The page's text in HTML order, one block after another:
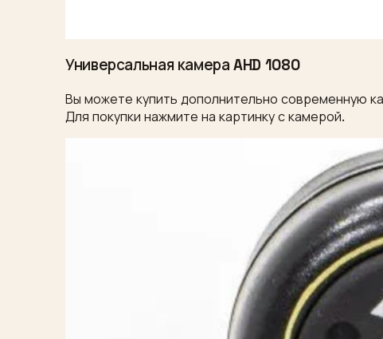
Универсальная камера AHD 1080
Вы можете купить дополнительно современную
Для покупки нажмите на картинку с камерой.